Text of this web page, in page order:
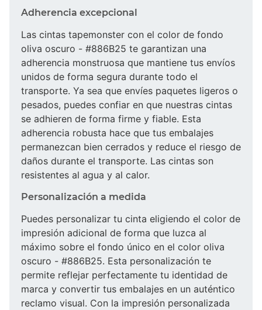
Adherencia excepcional
Las cintas tapemonster con el color de fondo
oliva oscuro - #886B25 te garantizan una
adherencia monstruosa que mantiene tus envíos
unidos de forma segura durante todo el
transporte. Ya sea que envíes paquetes ligeros o
pesados, puedes confiar en que nuestras cintas
se adhieren de forma firme y fiable. Esta
adherencia robusta hace que tus embalajes
permanezcan bien cerrados y reduce el riesgo de
daños durante el transporte. Las cintas son
resistentes al agua y al calor.
Personalización a medida
Puedes personalizar tu cinta eligiendo el color de
impresión adicional de forma que luzca al
máximo sobre el fondo único en el color oliva
oscuro - #886B25. Esta personalización te
permite reflejar perfectamente tu identidad de
marca y convertir tus embalajes en un auténtico
reclamo visual. Con la impresión personalizada